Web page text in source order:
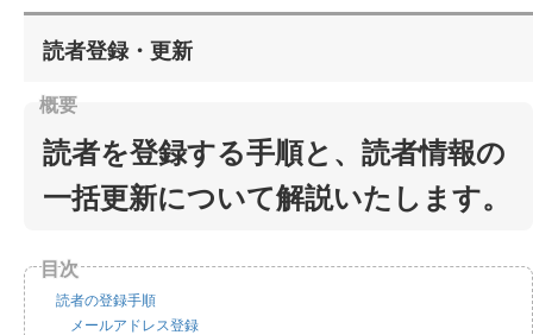
読者登録・更新
読者を登録する手順と、読者情報の
一括更新について解説いたします。
読者の登録手順
メールアドレス登録